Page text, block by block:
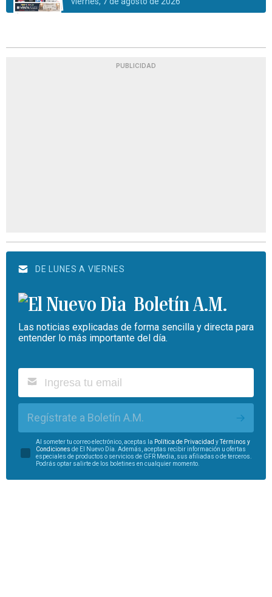
PUBLICIDAD
DE LUNES A VIERNES
Boletín A.M.
Las noticias explicadas de forma sencilla y directa para
entender lo más importante del día.
Regístrate a Boletín A.M.
Al someter tu correo electrónico, aceptas la Política de Privacidad yTérminos y
Condiciones de El Nuevo Día. Además, aceptas recibir información u ofertas
especiales de productos o servicios de GFR Media, sus afiliadas o de terceros.
Podrás optar salirte de los boletines en cualquier momento.